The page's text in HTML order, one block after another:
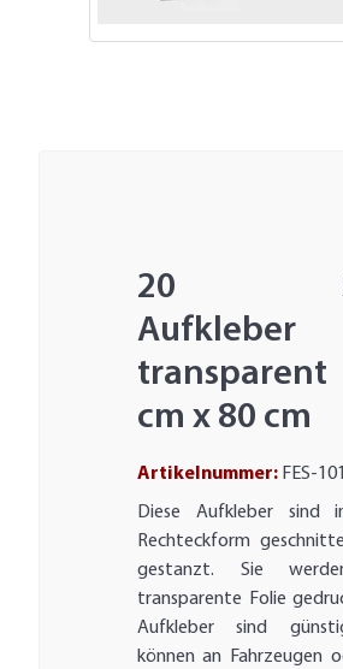
20
Aufkleber
transparent
cm x 80 cm
Artikelnummer: FES-
Diese Aufkleber sind
Rechteckform
gestanzt. Sie
transparente Folie
Aufkleber sind
können an Fahrzeugen